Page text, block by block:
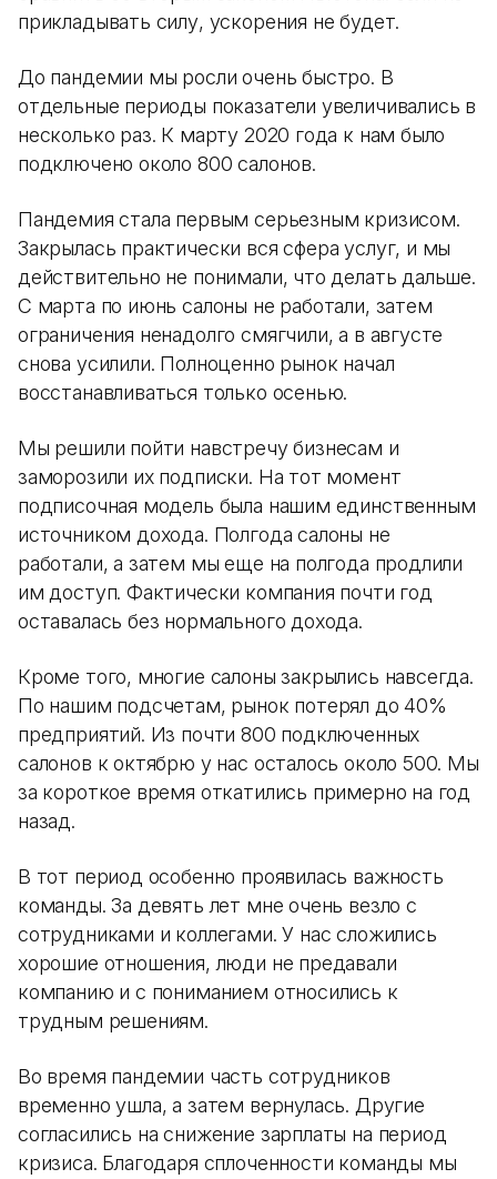
прикладывать силу, ускорения не будет.
До пандемии мы росли очень быстро. В
отдельные периоды показатели увеличивались в
несколько раз. К марту 2020 года к нам было
подключено около 800 салонов.
Пандемия стала первым серьезным кризисом.
Закрылась практически вся сфера услуг, и мы
действительно не понимали, что делать дальше.
С марта по июнь салоны не работали, затем
ограничения ненадолго смягчили, а в августе
снова усилили. Полноценно рынок начал
восстанавливаться только осенью.
Мы решили пойти навстречу бизнесам и
заморозили их подписки. На тот момент
подписочная модель была нашим единственным
источником дохода. Полгода салоны не
работали, а затем мы еще на полгода продлили
им доступ. Фактически компания почти год
оставалась без нормального дохода.
Кроме того, многие салоны закрылись навсегда.
По нашим подсчетам, рынок потерял до 40%
предприятий. Из почти 800 подключенных
салонов к октябрю у нас осталось около 500. Мы
за короткое время откатились примерно на год
назад.
В тот период особенно проявилась важность
команды. За девять лет мне очень везло с
сотрудниками и коллегами. У нас сложились
хорошие отношения, люди не предавали
компанию и с пониманием относились к
трудным решениям.
Во время пандемии часть сотрудников
временно ушла, а затем вернулась. Другие
согласились на снижение зарплаты на период
кризиса. Благодаря сплоченности команды мы